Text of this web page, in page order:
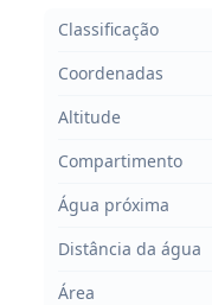
Classificação
Coordenadas
Altitude
Compartimento
Água próxima
Distância da água
Área